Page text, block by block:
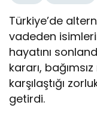
Türkiye’de
vadeden
hayatını
kararı,
karşılaştığı
getirdi.